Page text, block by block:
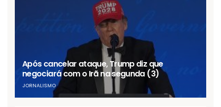
Após cancelar ataque, Trump diz que
negociará com o Irã na segunda (3)
JORNALISMO